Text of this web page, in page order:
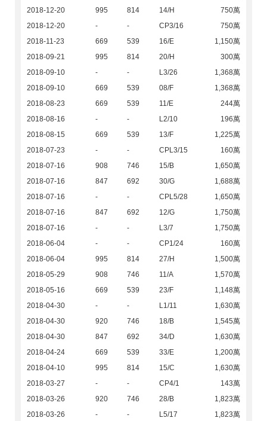
2018-12-20
995 814 14/H
750萬
2018-12-20
- - CP3/16
750萬
2018-11-23
669 539 16/E
1,150萬
2018-09-21
995 814 20/H
300萬
2018-09-10
- - L3/26
1,368萬
2018-09-10
669 539 08/F
1,368萬
2018-08-23
669 539 11/E
244萬
2018-08-16
- - L2/10
196萬
2018-08-15
669 539 13/F
1,225萬
2018-07-23
- - CPL3/15
160萬
2018-07-16
908 746 15/B
1,650萬
2018-07-16
847 692 30/G
1,688萬
2018-07-16
- - CPL5/28
1,650萬
2018-07-16
847 692 12/G
1,750萬
2018-07-16
- - L3/7
1,750萬
2018-06-04
- - CP1/24
160萬
2018-06-04
995 814 27/H
1,500萬
2018-05-29
908 746 11/A
1,570萬
2018-05-16
669 539 23/F
1,148萬
2018-04-30
- - L1/11
1,630萬
2018-04-30
920 746 18/B
1,545萬
2018-04-30
847 692 34/D
1,630萬
2018-04-24
669 539 33/E
1,200萬
2018-04-10
995 814 15/C
1,630萬
2018-03-27
- - CP4/1
143萬
2018-03-26
920 746 28/B
1,823萬
2018-03-26
- - L5/17
1,823萬